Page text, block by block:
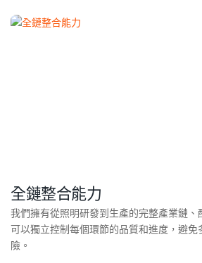
全鏈整合能力
我們擁有從照明研發到生產的完整產業鏈、
可以獨立控制每個環節的品質和進度，避
險。